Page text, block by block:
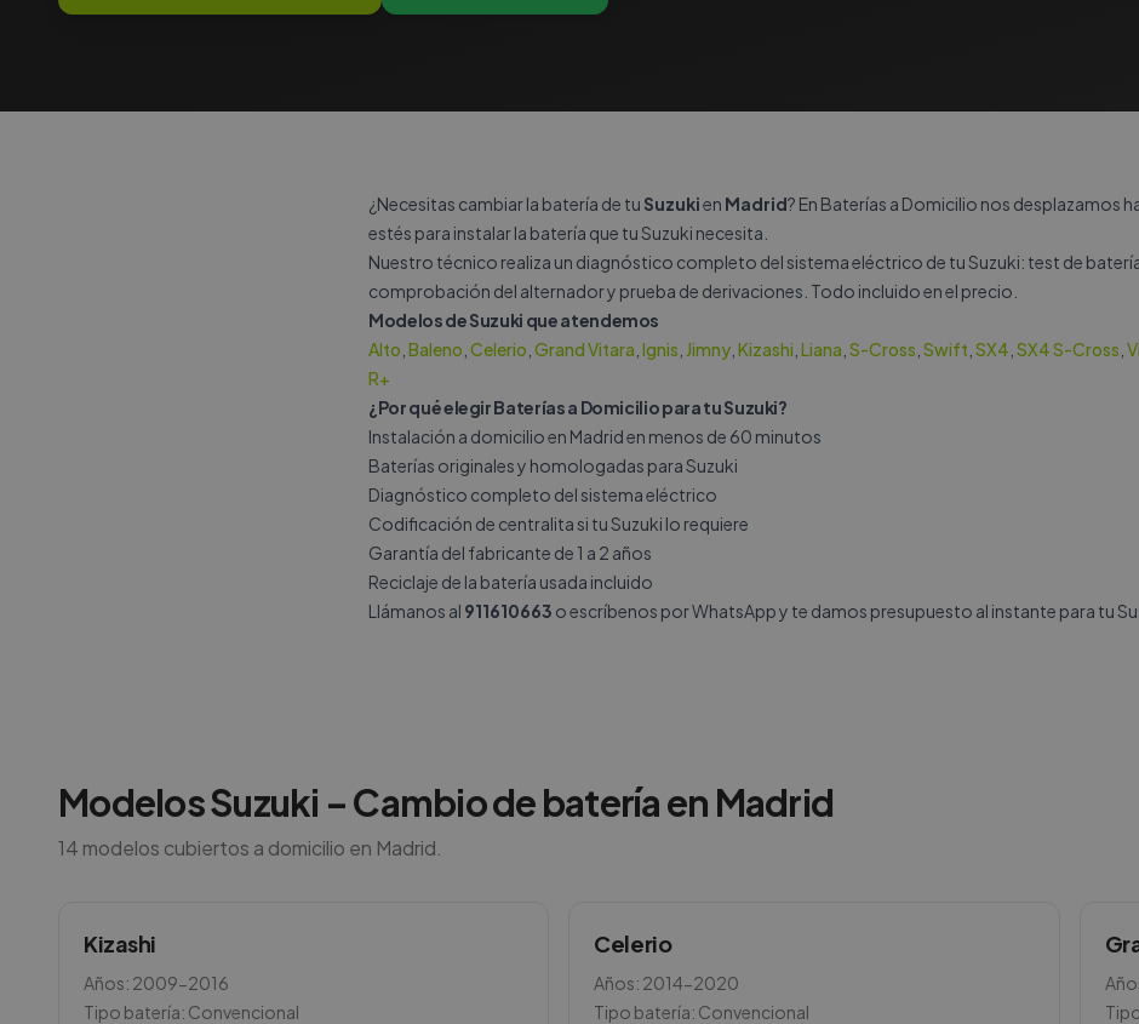
¿Necesitas cambiar la batería de tu Suzukien Madrid? En Baterías a Domicilio nos desplazamos
estés para instalar la batería que tu Suzuki necesita.
Nuestro técnico realiza un diagnóstico completo del sistema eléctrico de tu Suzuki: test de
comprobación del alternador y prueba de derivaciones. Todo incluido en el precio.
Modelos de Suzuki que atendemos
Alto Baleno Celerio Grand Vitara Ignis Jimny Kizashi Liana S-Cross Swift SX4 SX4 S-Cross
R+
¿Por qué elegir Baterías a Domicilio para tu Suzuki?
Instalación a domicilio en Madrid en menos de 60 minutos
Baterías originales y homologadas para Suzuki
Diagnóstico completo del sistema eléctrico
Codificación de centralita si tu Suzuki lo requiere
Garantía del fabricante de 1 a 2 años
Reciclaje de la batería usada incluido
Llámanos al 911610663 o escríbenos porWhatsAppy te damos presupuesto al instante para tu
ModelosSuzuki – Cambio de batería en Madrid
14 modelos cubiertos a domicilio en Madrid
Kizashi
Años: 2009-2016
Tipo batería: Convencional
Celerio
Años: 2014-2020
Tipo batería: Convencional